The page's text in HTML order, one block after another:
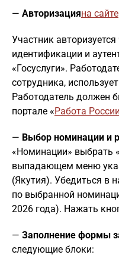
— Авторизацияна сайте
Участник
идентификации и
«Госуслуги».
сотрудника,
Работодатель должен
портале «Работа России
— Выбор номинации и
«Номинации» выбрать
выпадающем меню
(Якутия). Убедиться в
по выбранной
2026 года). Нажать
— Заполнение формы
следующие блоки: